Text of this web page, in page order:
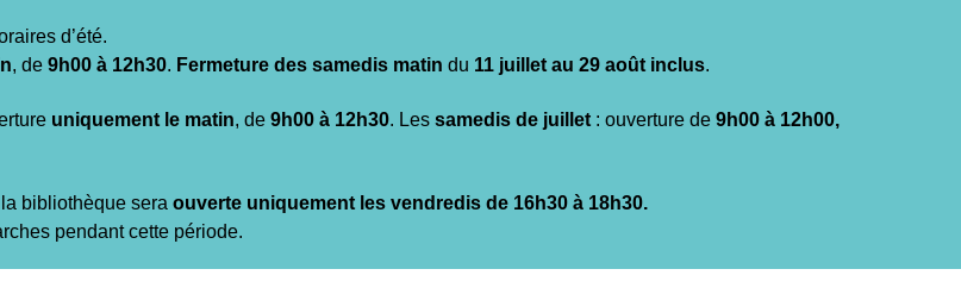
d’été.
, de 9h00 à 12h30. Fermeture des samedis matin du 11 juillet au 29 août inclus.
uniquement le matin, de 9h00 à 12h30. Les samedis de juillet : ouverture de 9h00 à 12h00,
la bibliothèque sera ouverte uniquement les vendredis de 16h30 à 18h30.
pendant cette période.